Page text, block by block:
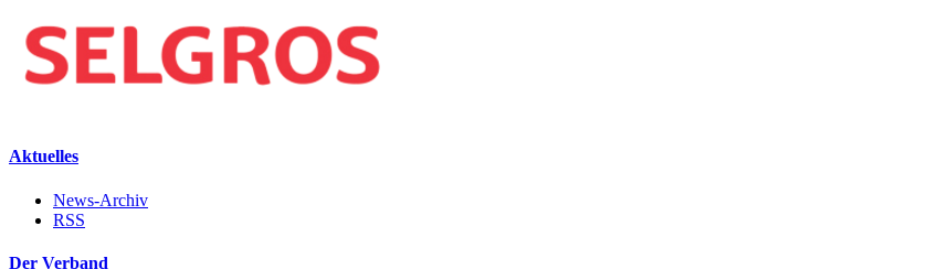
Aktuelles
News-Archiv
RSS
Der Verband